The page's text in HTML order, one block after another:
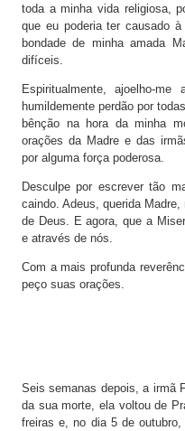
toda a minha vida religiosa,
que eu poderia ter causado
bondade de minha amada
difíceis.
Espiritualmente, ajoelho-
humildemente perdão por
bênção na hora da minha
orações da Madre e das
por alguma força poderosa.
Desculpe por escrever tão
caindo. Adeus, querida
de Deus. E agora, que a
e através de nós.
Com a mais profunda
peço suas orações.
Seis semanas depois, a irmã
da sua morte, ela voltou de
freiras e, no dia 5 de